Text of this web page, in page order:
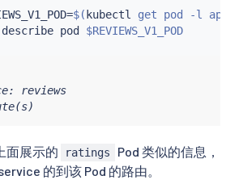
=$( kubectl get pod -l app
pod $REVIEWS_V1_POD
reviews
面展示的 ratings
Pod 类似的信息，
的到该 Pod 的路由。